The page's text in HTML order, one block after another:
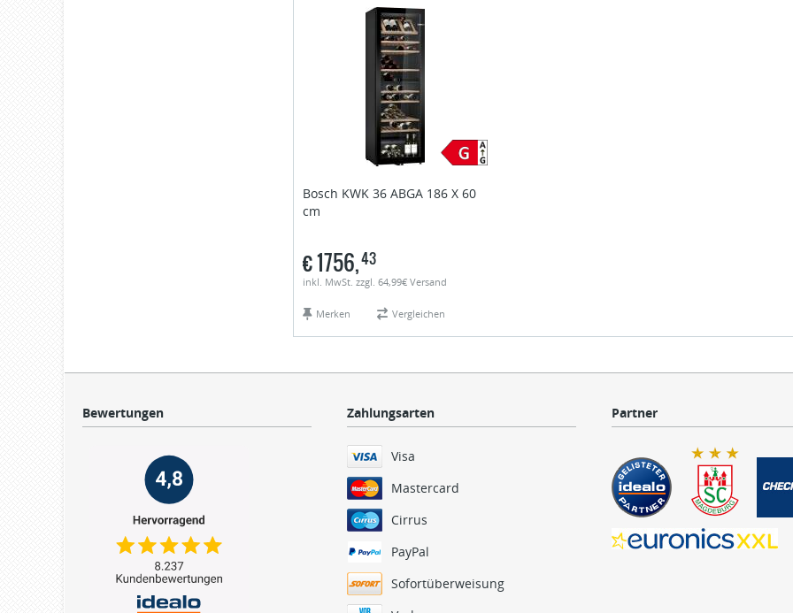
Bosch KWK 36 ABGA 186 X 60
cm
€1756,43
inkl. MwSt. zzgl. 64,99€ Versand
Merken Vergleichen
Bewertungen Zahlungsarten
Visa
Mastercard
Cirrus
PayPal
Sofortüberweisung
Partner